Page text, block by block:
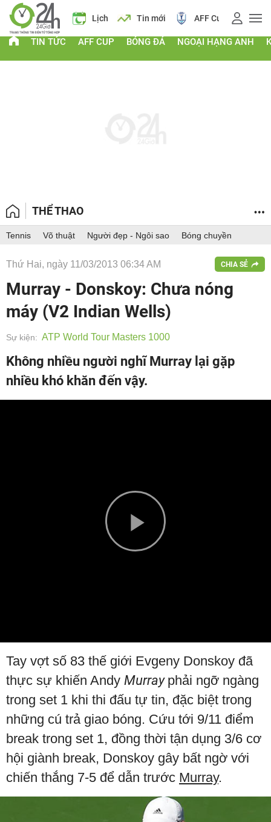
Lịch Tin mới AFF Cup Giá vàng
TIN TỨC AFF CUP BÓNG ĐÁ NGOẠI HẠNG ANH
THỂ THAO
Tennis Võ thuật Người đẹp - Ngôi sao Bóng chuyền
Thứ Hai, ngày 11/03/2013 06:34 AM CHIA SẺ
Murray - Donskoy: Chưa nóng
máy (V2 Indian Wells)
Sự kiện: ATP World Tour Masters 1000
Không nhiều người nghĩ Murray lại gặp
nhiều khó khăn đến vậy.
Play
Tay vợt số 83 thế giới Evgeny Donskoy đã
thực sự khiến Andy Murray phải ngỡ ngàng
trong set 1 khi thi đấu tự tin, đặc biệt trong
những cú trả giao bóng. Cứu tới 9/11 điểm
break trong set 1, đồng thời tận dụng 3/6 cơ
hội giành break, Donskoy gây bất ngờ với
chiến thắng 7-5 để dẫn trước Murray.